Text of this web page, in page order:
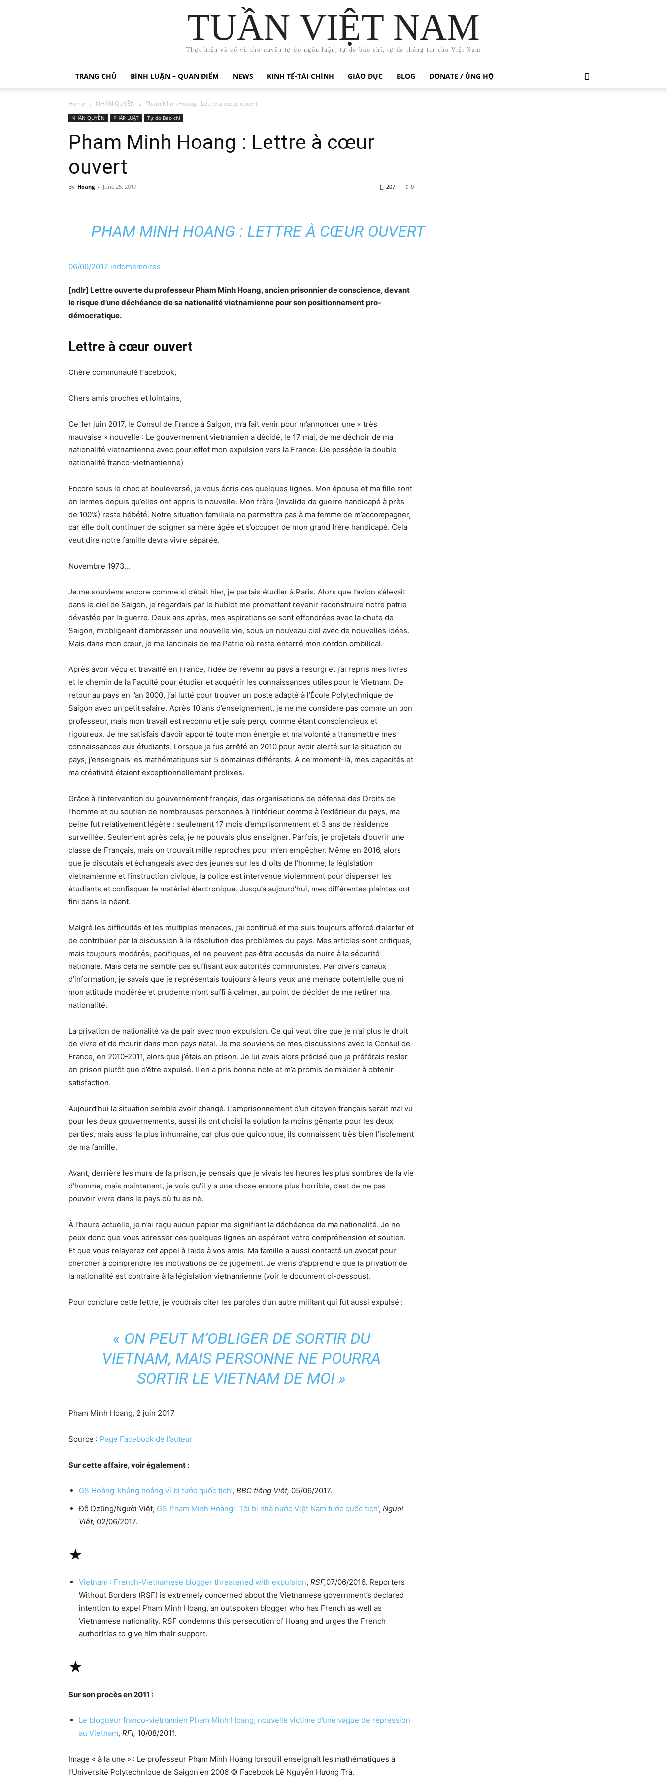
TUẦN VIỆT NAM
Thực hiện và cổ vũ cho quyền tự do ngôn luận, tự do báo chí, tự do thông tin cho Việt Nam
TRANG CHỦ BÌNH LUẬN – QUAN ĐIỂM NEWS KINH TẾ-TÀI CHÍNH GIÁO DỤC BLOG DONATE / ỦNG HỘ
Home NHÂN QUYỀN Pham Minh Hoang : Lettre à cœur ouvert
NHÂN QUYỀN PHÁP LUẬT Tự do Báo chí
Pham Minh Hoang : Lettre à cœur
ouvert
By Hoang - June 25, 2017 0
207
PHAM MINH HOANG : LETTRE À CŒUR OUVERT
06/06/2017 indomemoires
[ndlr] Lettre ouverte du professeur Pham Minh Hoang, ancien prisonnier de conscience, devant
le risque d’une déchéance de sa nationalité vietnamienne pour son positionnement pro-
démocratique.
Lettre à cœur ouvert
Chère communauté Facebook,
Chers amis proches et lointains,
Ce 1er juin 2017, le Consul de France à Saigon, m’a fait venir pour m’annoncer une « très
mauvaise » nouvelle : Le gouvernement vietnamien a décidé, le 17 mai, de me déchoir de ma
nationalité vietnamienne avec pour effet mon expulsion vers la France. (Je possède la double
nationalité franco-vietnamienne)
Encore sous le choc et bouleversé, je vous écris ces quelques lignes. Mon épouse et ma fille sont
en larmes depuis qu’elles ont appris la nouvelle. Mon frère (Invalide de guerre handicapé à près
de 100%) reste hébété. Notre situation familiale ne permettra pas à ma femme de m’accompagner,
car elle doit continuer de soigner sa mère âgée et s’occuper de mon grand frère handicapé. Cela
veut dire notre famille devra vivre séparée.
Novembre 1973…
Je me souviens encore comme si c’était hier, je partais étudier à Paris. Alors que l’avion s’élevait
dans le ciel de Saigon, je regardais par le hublot me promettant revenir reconstruire notre patrie
dévastée par la guerre. Deux ans après, mes aspirations se sont effondrées avec la chute de
Saigon, m’obligeant d’embrasser une nouvelle vie, sous un nouveau ciel avec de nouvelles idées.
Mais dans mon cœur, je me lancinais de ma Patrie où reste enterré mon cordon ombilical.
Après avoir vécu et travaillé en France, l’idée de revenir au pays a resurgi et j’ai repris mes livres
et le chemin de la Faculté pour étudier et acquérir les connaissances utiles pour le Vietnam. De
retour au pays en l’an 2000, j’ai lutté pour trouver un poste adapté à l’École Polytechnique de
Saigon avec un petit salaire. Après 10 ans d’enseignement, je ne me considère pas comme un bon
professeur, mais mon travail est reconnu et je suis perçu comme étant consciencieux et
rigoureux. Je me satisfais d’avoir apporté toute mon énergie et ma volonté à transmettre mes
connaissances aux étudiants. Lorsque je fus arrêté en 2010 pour avoir alerté sur la situation du
pays, j’enseignais les mathématiques sur 5 domaines différents. À ce moment-là, mes capacités et
ma créativité étaient exceptionnellement prolixes.
Grâce à l’intervention du gouvernement français, des organisations de défense des Droits de
l’homme et du soutien de nombreuses personnes à l’intérieur comme à l’extérieur du pays, ma
peine fut relativement légère : seulement 17 mois d’emprisonnement et 3 ans de résidence
surveillée. Seulement après cela, je ne pouvais plus enseigner. Parfois, je projetais d’ouvrir une
classe de Français, mais on trouvait mille reproches pour m’en empêcher. Même en 2016, alors
que je discutais et échangeais avec des jeunes sur les droits de l’homme, la législation
vietnamienne et l’instruction civique, la police est intervenue violemment pour disperser les
étudiants et confisquer le matériel électronique. Jusqu’à aujourd’hui, mes différentes plaintes ont
fini dans le néant.
Malgré les difficultés et les multiples menaces, j’ai continué et me suis toujours efforcé d’alerter et
de contribuer par la discussion à la résolution des problèmes du pays. Mes articles sont critiques,
mais toujours modérés, pacifiques, et ne peuvent pas être accusés de nuire à la sécurité
nationale. Mais cela ne semble pas suffisant aux autorités communistes. Par divers canaux
d’information, je savais que je représentais toujours à leurs yeux une menace potentielle que ni
mon attitude modérée et prudente n’ont suffi à calmer, au point de décider de me retirer ma
nationalité.
La privation de nationalité va de pair avec mon expulsion. Ce qui veut dire que je n’ai plus le droit
de vivre et de mourir dans mon pays natal. Je me souviens de mes discussions avec le Consul de
France, en 2010-2011, alors que j’étais en prison. Je lui avais alors précisé que je préférais rester
en prison plutôt que d’être expulsé. Il en a pris bonne note et m’a promis de m’aider à obtenir
satisfaction.
Aujourd’hui la situation semble avoir changé. L’emprisonnement d’un citoyen français serait mal vu
pour les deux gouvernements, aussi ils ont choisi la solution la moins gênante pour les deux
parties, mais aussi la plus inhumaine, car plus que quiconque, ils connaissent très bien l’isolement
de ma famille.
Avant, derrière les murs de la prison, je pensais que je vivais les heures les plus sombres de la vie
d’homme, mais maintenant, je vois qu’il y a une chose encore plus horrible, c’est de ne pas
pouvoir vivre dans le pays où tu es né.
À l’heure actuelle, je n’ai reçu aucun papier me signifiant la déchéance de ma nationalité. Je ne
peux donc que vous adresser ces quelques lignes en espérant votre compréhension et soutien.
Et que vous relayerez cet appel à l’aide à vos amis. Ma famille a aussi contacté un avocat pour
chercher à comprendre les motivations de ce jugement. Je viens d’apprendre que la privation de
la nationalité est contraire à la législation vietnamienne (voir le document ci-dessous).
Pour conclure cette lettre, je voudrais citer les paroles d’un autre militant qui fut aussi expulsé :
« ON PEUT M’OBLIGER DE SORTIR DU
VIETNAM, MAIS PERSONNE NE POURRA
SORTIR LE VIETNAM DE MOI »
Pham Minh Hoang, 2 juin 2017
Source : Page Facebook de l’auteur
Sur cette affaire, voir également :
GS Hoàng ‘khủng hoảng vì bị tước quốc tịch’, BBC tiêng Viêt, 05/06/2017.
Đỗ Dzũng/Người Việt, GS Phạm Minh Hoàng: ‘Tôi bị nhà nước Việt Nam tước quốc tịch’, Nguoi
Viêt, 02/06/2017.
★
Vietnam : French-Vietnamese blogger threatened with expulsion, RSF,07/06/2016. Reporters
Without Borders (RSF) is extremely concerned about the Vietnamese government’s declared
intention to expel Pham Minh Hoang, an outspoken blogger who has French as well as
Vietnamese nationality. RSF condemns this persecution of Hoang and urges the French
authorities to give him their support.
★
Sur son procès en 2011 :
Le blogueur franco-vietnamien Pham Minh Hoang, nouvelle victime d’une vague de répression
au Vietnam, RFI, 10/08/2011.
Image « à la une » : Le professeur Phạm Minh Hoàng lorsqu’il enseignait les mathématiques à
l’Université Polytechnique de Saigon en 2006 © Facebook Lê Nguyễn Hương Trà.